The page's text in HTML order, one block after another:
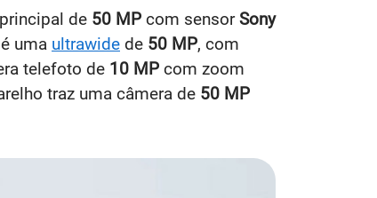
de 50 MP com sensorSony
uma ultrawide de 50 MP, com
telefoto de 10 MP com zoom
traz uma câmera de 50 MP